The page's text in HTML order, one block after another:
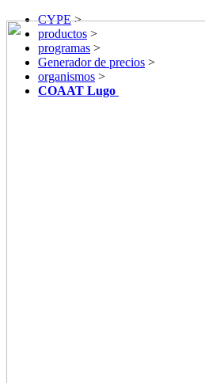
CYPE>
productos >
programas >
Generador de precios >
organismos >
COAAT Lugo